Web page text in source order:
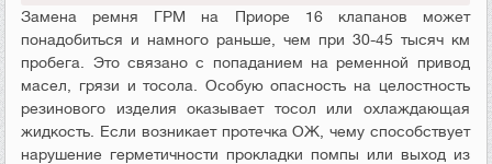
Замена ремня ГРМ на Приоре 16 клапанов может
понадобиться и намного раньше, чем при 30-45 тысяч км
пробега. Это связано с попаданием на ременной привод
масел, грязи и тосола. Особую опасность на целостность
резинового изделия оказывает тосол или охлаждающая
жидкость. Если возникает протечка ОЖ, чему способствует
нарушение герметичности прокладки помпы или выход из